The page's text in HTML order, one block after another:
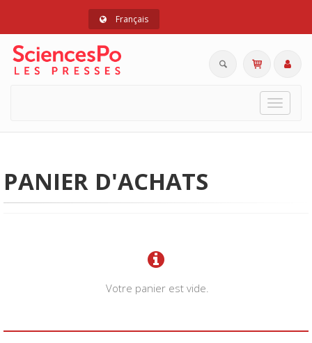
Français
Toggle
PANIER D'ACHATS
Votre panier est vide.